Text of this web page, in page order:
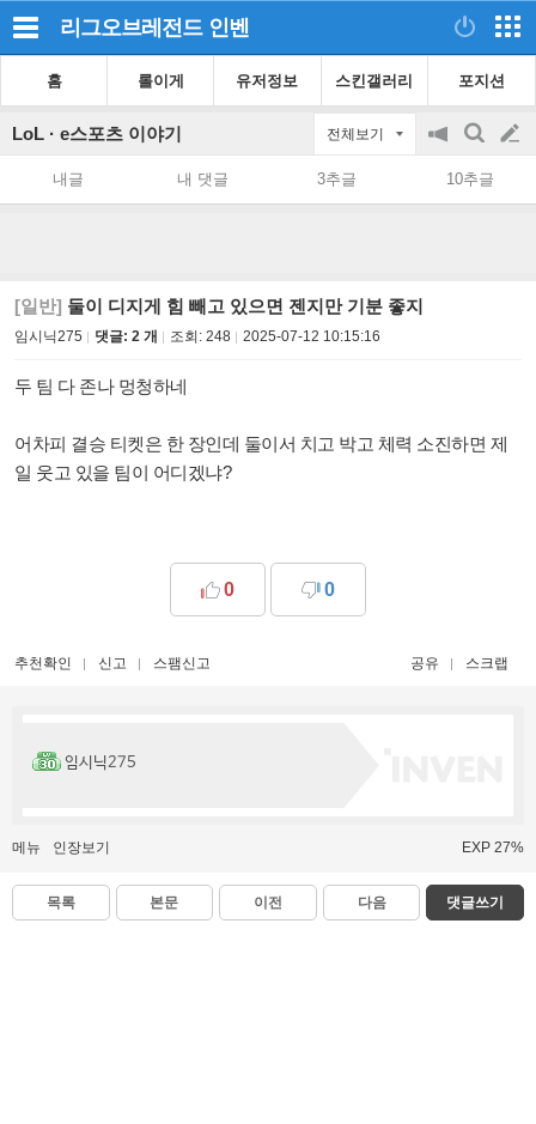
리그오브레전드 인벤
홈 롤이게 유저정보 스킨갤러리 포지션
LoL · e스포츠 이야기 전체보기
공
지
on/off
검
색
글
쓰
내글 내 댓글 3추글 10추글
[일반] 둘이 디지게 힘 빼고 있으면 젠지만 기분 좋지
임시닉275 댓글: 2 개 조회: 248 2025-07-12 10:15:16
두 팀 다 존나 멍청하네
어차피 결승 티켓은 한 장인데 둘이서 치고 박고 체력 소진하면 제
일 웃고 있을 팀이 어디겠냐?
0 0
추천확인 신고 스팸신고 공유 스크랩
임시닉275
메뉴 인장보기 EXP 27%
목록 본문 이전 다음 댓글쓰기